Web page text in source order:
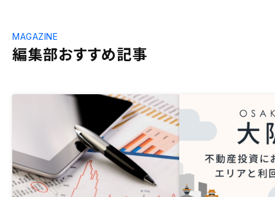
編集部おすすめ記事
MAGAZINE